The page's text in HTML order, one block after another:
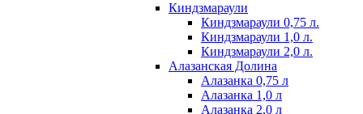
Киндзмараули
Киндзмараули 0,75 л.
Киндзмараули 1,0 л.
Киндзмараули 2,0 л.
Алазанская Долина
Алазанка 0,75 л
Алазанка 1,0 л
Алазанка 2,0 л